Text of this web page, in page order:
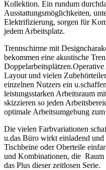
Kollektion. Ein rundum
Ausstattungsmöglichkeiten,
Elektrifizierung, sorgen für
jedem Arbeitsplatz.
Trennschirme mit
bekommen eine akustische
Layout und vielen
einzelnen Nutzers ein
leistungsstarken Arbeitsraum
skizzieren so jeden
optimale Arbeitsumgebung
Die vielen Farbvariationen
u.das Büro wirkt einladend und
Tischbeine oder Oberteile
und Kombinationen, die
das Plus dieser zeitlosen Serie.